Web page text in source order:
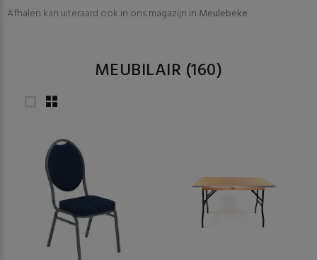
Afhalen kan uiteraard ook in ons magazijn in Meulebeke
MEUBILAIR (160)